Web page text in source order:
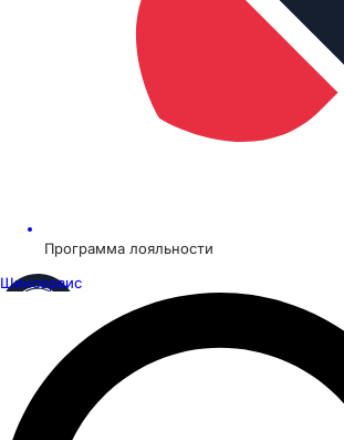
Программа лояльности
Шинсервис